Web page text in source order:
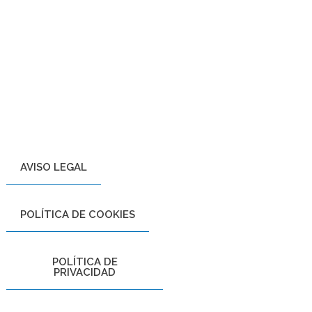
AVISO LEGAL
POLÍTICA DE COOKIES
POLÍTICA DE
PRIVACIDAD